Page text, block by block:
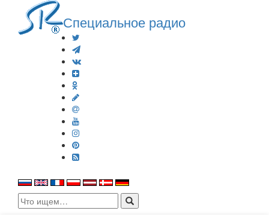
Специальное радио
Search
for: